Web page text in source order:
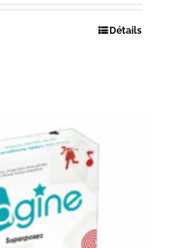
Détails